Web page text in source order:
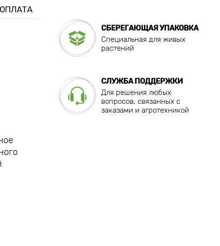
СБЕРЕГАЮЩАЯ УПАКОВКА
Специальная для живых
растений
СЛУЖБА ПОДДЕРЖКИ
Для решения любых
вопросов, связанных с
заказами и агротехникой